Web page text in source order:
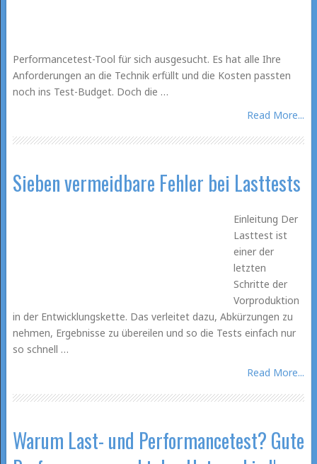
Performancetest-Tool für sich ausgesucht. Es hat alle Ihre
Anforderungen an die Technik erfüllt und die Kosten passten
noch ins Test-Budget. Doch die …
Read More...
Sieben vermeidbare Fehler bei Lasttests
Einleitung Der
Lasttest ist
einer der
letzten
Schritte der
Vorproduktion
in der Entwicklungskette. Das verleitet dazu, Abkürzungen zu
nehmen, Ergebnisse zu übereilen und so die Tests einfach nur
so schnell …
Read More...
Warum Last- und Performancetest? Gute